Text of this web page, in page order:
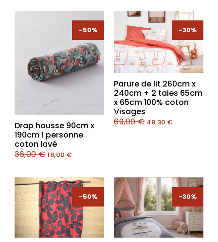
-50%
Drap housse 90cm x
190cm 1 personne
coton lavé
36,00€18,00 €
-30%
-30%
Parure de lit 260cm x
240cm + 2 taies 65cm
x 65cm 100% coton
Visages
69,00€ 48,30 €
-50%
-50% -30%
-30%